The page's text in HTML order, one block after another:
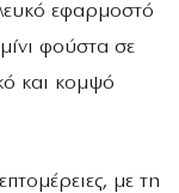
εφαρμοστό
φούστα σε
και κομψό
με τη